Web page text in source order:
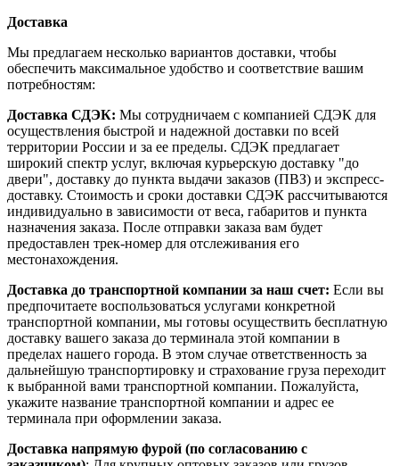
Доставка
Мы предлагаем несколько вариантов доставки, чтобы
обеспечить максимальное удобство и соответствие вашим
потребностям:
Доставка СДЭК: Мы сотрудничаем с компанией СДЭК для
осуществления быстрой и надежной доставки по всей
территории России и за ее пределы. СДЭК предлагает
широкий спектр услуг, включая курьерскую доставку "до
двери", доставку до пункта выдачи заказов (ПВЗ) и экспресс-
доставку. Стоимость и сроки доставки СДЭК рассчитываются
индивидуально в зависимости от веса, габаритов и пункта
назначения заказа. После отправки заказа вам будет
предоставлен трек-номер для отслеживания его
местонахождения.
Доставка до транспортной компании за наш счет: Если вы
предпочитаете воспользоваться услугами конкретной
транспортной компании, мы готовы осуществить бесплатную
доставку вашего заказа до терминала этой компании в
пределах нашего города. В этом случае ответственность за
дальнейшую транспортировку и страхование груза переходит
к выбранной вами транспортной компании. Пожалуйста,
укажите название транспортной компании и адрес ее
терминала при оформлении заказа.
Доставка напрямую фурой (по согласованию с